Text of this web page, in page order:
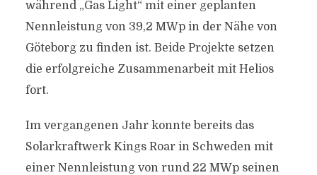
während „Gas Light“ mit einer geplanten
Nennleistung von 39,2 MWp in der Nähe von
Göteborg zu finden ist. Beide Projekte setzen
die erfolgreiche Zusammenarbeit mit Helios
fort.
Im vergangenen Jahr konnte bereits das
Solarkraftwerk Kings Roar in Schweden mit
einer Nennleistung von rund 22 MWp seinen